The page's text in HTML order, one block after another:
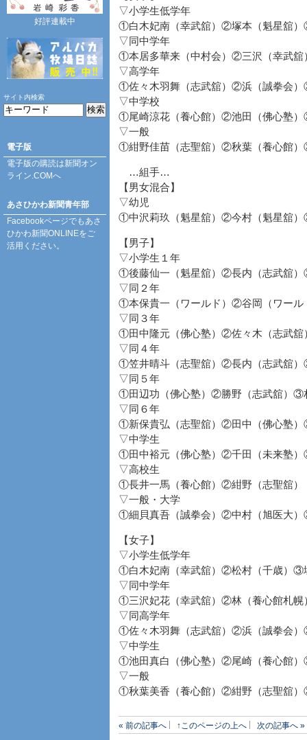
▽小学生低学年
①白木妃南（幸武舘）②塚本（魁星舘
▽同中学年
①本居多華来（中村会）②三沢（幸武
▽高学年
①佐々木羽舞（志武舘）②浜（誠拳会
▽中学校
①尾崎涼花（養心館）②池田（佛心塾
▽一般
①紺野佳苗（志聖舘）②秋葉（養心館
…組手…
【男女混合】
▽幼児
①中沢莉玖（魁星舘）②今村（魁星舘
【男子】
▽小学生１年
①後藤仙一（魁星舘）②長内（志武舘
▽同２年
①本保貴一（ワールド）②谷岡（ワー
▽同３年
①田中隆元（佛心塾）②佐々木（志武
▽同４年
①笠井晴斗（志聖舘）②長内（志武舘
▽同５年
①田辺功（佛心塾）②勝野（志武舘）③
▽同６年
①新保貴弘（志聖舘）②田中（佛心塾
▽中学生
①田中裕元（佛心塾）②千田（未来塾
▽高校生
①長井一馬（養心館）②紺野（志聖舘）
▽一般・大学
①細貝真吾（誠拳会）②中村（旭医大
【女子】
▽小学生低学年
①白木妃南（幸武舘）②松村（千歳）③
▽同中学年
①三沢妃花（幸武舘）②林（養心館札
▽同高学年
①佐々木羽舞（志武舘）②浜（誠拳会
▽中学生
①池田真白（佛心塾）②尾崎（養心館
▽一般
①秋葉美香（養心館）②紺野（志聖舘
« 前の記事へ ↑このページの上へ 次の記事へ »
好評連載中
サイト内検索
電子版
電子版の購読は新聞オン
ライン.COMへ
あさひかわ新聞青年部
Facebookページでもあさ
ひかわ新聞ONLINEをご
活用ください。